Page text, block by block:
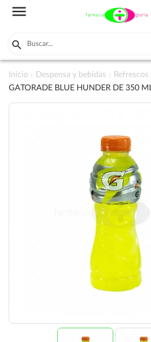
menu

Inicio Despensa y bebidas
GATORADE BLUE HUNDER DE 350